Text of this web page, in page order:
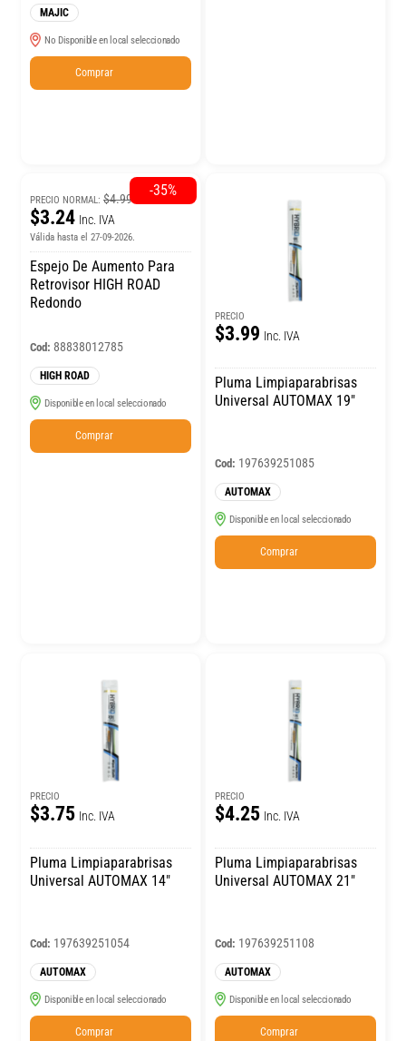
MAJIC
No Disponible en local seleccionado
Comprar
PRECIO NORMAL:$4.99
$3.24 Inc. IVA
Válida hasta el 27-09-2026.
Espejo De Aumento Para
Retrovisor HIGH ROAD
Redondo
Cod: 88838012785
HIGH ROAD
Disponible en local seleccionado
Comprar
-35%
PRECIO
$3.99 Inc. IVA
Pluma Limpiaparabrisas
Universal AUTOMAX 19″
Cod: 197639251085
AUTOMAX
Disponible en local seleccionado
Comprar
PRECIO
$3.75 Inc. IVA
Pluma Limpiaparabrisas
Universal AUTOMAX 14″
Cod: 197639251054
AUTOMAX
Disponible en local seleccionado
Comprar
PRECIO
$4.25 Inc. IVA
Pluma Limpiaparabrisas
Universal AUTOMAX 21″
Cod: 197639251108
AUTOMAX
Disponible en local seleccionado
Comprar